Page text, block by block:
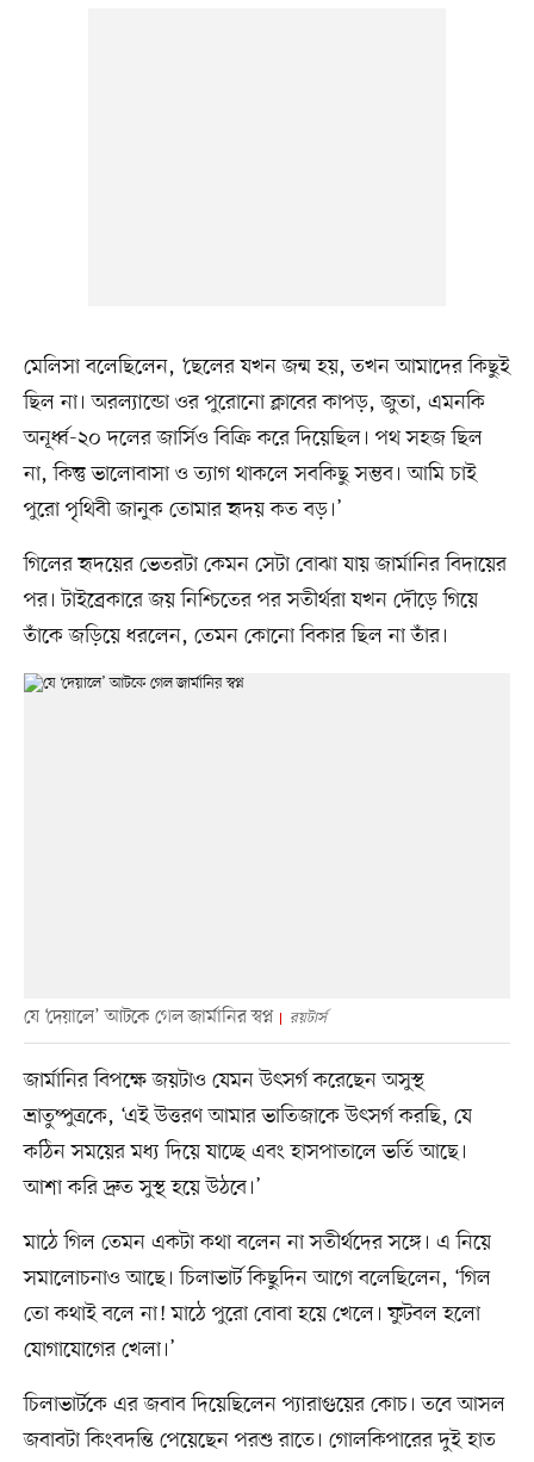
মেলিসা বলেছিলেন, ‘ছেলের যখন জন্ম হয়, তখন আমাদের কিছুই
ছিল না। অরল্যান্ডো ওর পুরোনো ক্লাবের কাপড়, জুতা, এমনকি
অনূর্ধ্ব-২০ দলের জার্সিও বিক্রি করে দিয়েছিল। পথ সহজ ছিল
না, কিন্তু ভালোবাসা ও ত্যাগ থাকলে সবকিছু সম্ভব। আমি চাই
পুরো পৃথিবী জানুক তোমার হৃদয় কত বড়।’
গিলের হৃদয়ের ভেতরটা কেমন সেটা বোঝা যায় জার্মানির বিদায়ের
পর। টাইব্রেকারে জয় নিশ্চিতের পর সতীর্থরা যখন দৌড়ে গিয়ে
তাঁকে জড়িয়ে ধরলেন, তেমন কোনো বিকার ছিল না তাঁর।
যে ‘দেয়ালে’ আটকে গেল জার্মানির স্বপ্ন রয়টার্স
জার্মানির বিপক্ষে জয়টাও যেমন উৎসর্গ করেছেন অসুস্থ
ভ্রাতুষ্পুত্রকে, ‘এই উত্তরণ আমার ভাতিজাকে উৎসর্গ করছি, যে
কঠিন সময়ের মধ্য দিয়ে যাচ্ছে এবং হাসপাতালে ভর্তি আছে।
আশা করি দ্রুত সুস্থ হয়ে উঠবে।’
মাঠে গিল তেমন একটা কথা বলেন না সতীর্থদের সঙ্গে। এ নিয়ে
সমালোচনাও আছে। চিলাভার্ট কিছুদিন আগে বলেছিলেন, ‘গিল
তো কথাই বলে না! মাঠে পুরো বোবা হয়ে খেলে। ফুটবল হলো
যোগাযোগের খেলা।’
চিলাভার্টকে এর জবাব দিয়েছিলেন প্যারাগুয়ের কোচ। তবে আসল
জবাবটা কিংবদন্তি পেয়েছেন পরশু রাতে। গোলকিপারের দুই হাত